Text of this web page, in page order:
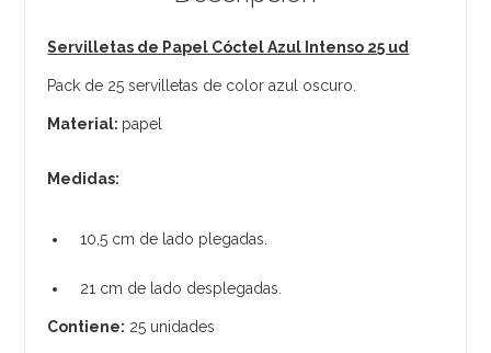
Servilletas de Papel Cóctel Azul Intenso 25 ud
Pack de 25 servilletas de color azul oscuro.
Material: papel
Medidas:
10,5 cm de lado plegadas.
21 cm de lado desplegadas.
Contiene: 25 unidades